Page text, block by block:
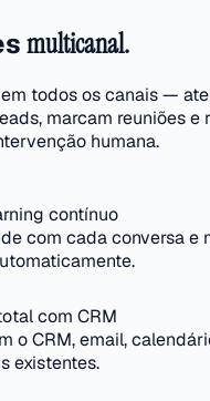
multicanal.
todos os canais —
marcam reuniões e
humana.
contínuo
com cada conversa e
com CRM
o CRM, email,
existentes.